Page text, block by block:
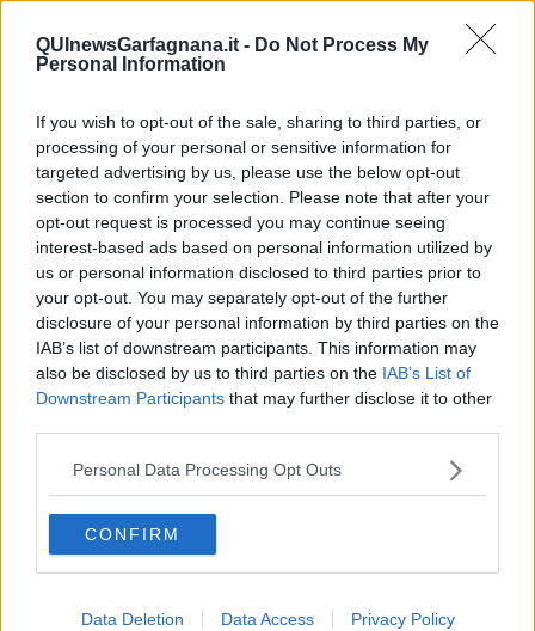
QUInewsGarfagnana.it - Do Not Process My
Personal Information
If you wish to opt-out of the sale, sharing to third parties, or
processing of your personal or sensitive information for
targeted advertising by us, please use the below opt-out
section to confirm your selection. Please note that after your
opt-out request is processed you may continue seeing
interest-based ads based on personal information utilized by
us or personal information disclosed to third parties prior to
your opt-out. You may separately opt-out of the further
disclosure of your personal information by third parties on the
IAB’s list of downstream participants. This information may
also be disclosed by us to third parties on the IAB’s List of
Downstream Participants that may further disclose it to other
Personal Data Processing Opt Outs
CONFIRM
Data Deletion Data Access Privacy Policy
Parole
Amarezza
​LA PANCHINA ROSSA Requiem per il Commissario
Ospedali del cuore
Coraçào
Charlie
Il telefono del vento
Testamento & Commiato
Poeta
​La colpa - Memorie del commissario
Autunno
Gracias a la vida
Somnium
Fly me to the moon
O sonho de um prisioneiro
Memòrias
Scrivi
Pillole
​“D” come delitto